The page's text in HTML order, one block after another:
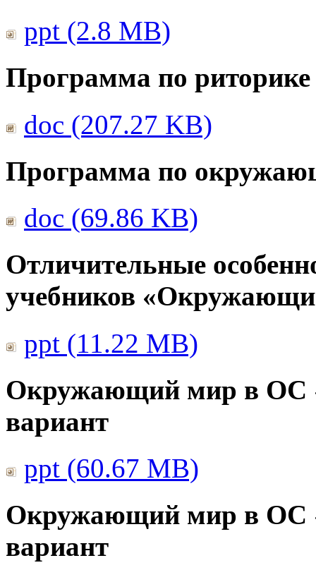
ppt (2.8 MB)
Программа по риторике
doc (207.27 KB)
Программа по
doc (69.86 KB)
Отличительные
учебников
ppt (11.22 MB)
Окружающий мир в ОС
вариант
ppt (60.67 MB)
Окружающий мир в ОС
вариант